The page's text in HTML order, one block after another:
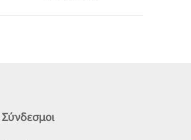
Σύνδεσμοι